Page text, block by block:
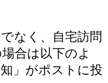
なく、自宅訪問
合は以下のよ
」がポストに投